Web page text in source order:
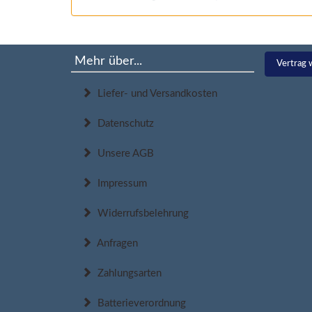
Mehr über...
Liefer- und Versandkosten
Datenschutz
Unsere AGB
Impressum
Widerrufsbelehrung
Anfragen
Zahlungsarten
Batterieverordnung
Vertrag